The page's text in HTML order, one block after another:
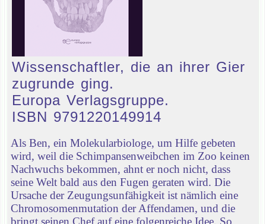
Wissenschaftler, die an ihrer Gier
zugrunde ging.
Europa Verlagsgruppe.
ISBN 9791220149914
Als Ben, ein Molekularbiologe, um Hilfe gebeten
wird, weil die Schimpansenweibchen im Zoo keinen
Nachwuchs bekommen, ahnt er noch nicht, dass
seine Welt bald aus den Fugen geraten wird. Die
Ursache der Zeugungsunfähigkeit ist nämlich eine
Chromosomenmutation der Affendamen, und die
bringt seinen Chef auf eine folgenreiche Idee. So